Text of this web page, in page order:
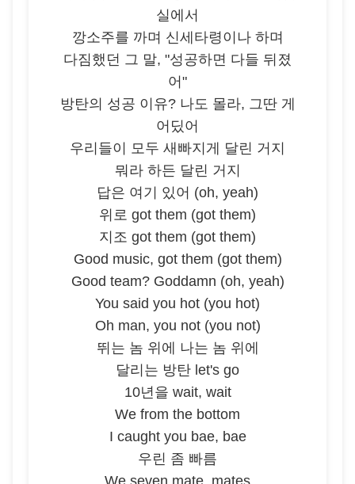
실에서
깡소주를 까며 신세타령이나 하며
다짐했던 그 말, "성공하면 다들 뒤졌
어"
방탄의 성공 이유? 나도 몰라, 그딴 게
어딨어
우리들이 모두 새빠지게 달린 거지
뭐라 하든 달린 거지
답은 여기 있어 (oh, yeah)
위로 got them (got them)
지조 got them (got them)
Good music, got them (got them)
Good team? Goddamn (oh, yeah)
You said you hot (you hot)
Oh man, you not (you not)
뛰는 놈 위에 나는 놈 위에
달리는 방탄 let's go
10년을 wait, wait
We from the bottom
I caught you bae, bae
우린 좀 빠름
We seven mate, mates